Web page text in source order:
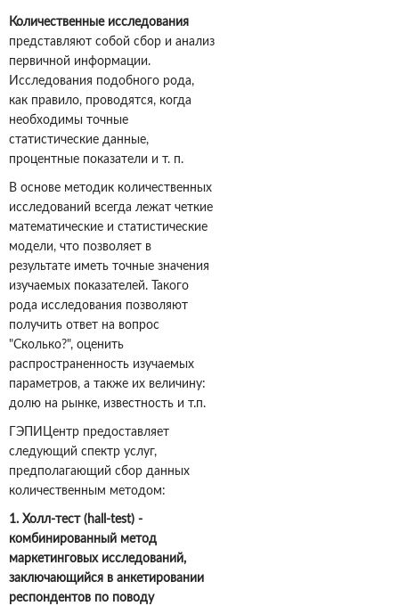
Количественные исследования
представляют собой сбор и анализ
первичной информации.
Исследования подобного рода,
как правило, проводятся, когда
необходимы точные
статистические данные,
процентные показатели и т. п.
В основе методик количественных
исследований всегда лежат четкие
математические и статистические
модели, что позволяет в
результате иметь точные значения
изучаемых показателей. Такого
рода исследования позволяют
получить ответ на вопрос
"Сколько?", оценить
распространенность изучаемых
параметров, а также их величину:
долю на рынке, известность и т.п.
ГЭПИЦентр предоставляет
следующий спектр услуг,
предполагающий сбор данных
количественным методом:
1. Холл-тест (hall-test) -
комбинированный метод
маркетинговых исследований,
заключающийся в анкетировании
респондентов по поводу